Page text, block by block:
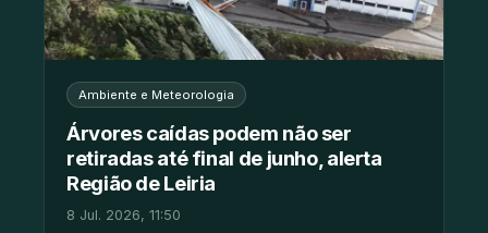
Ambiente e Meteorologia
Árvores caídas podem não ser
retiradas até final de junho, alerta
Região de Leiria
8 Jul. 2026, 11:50